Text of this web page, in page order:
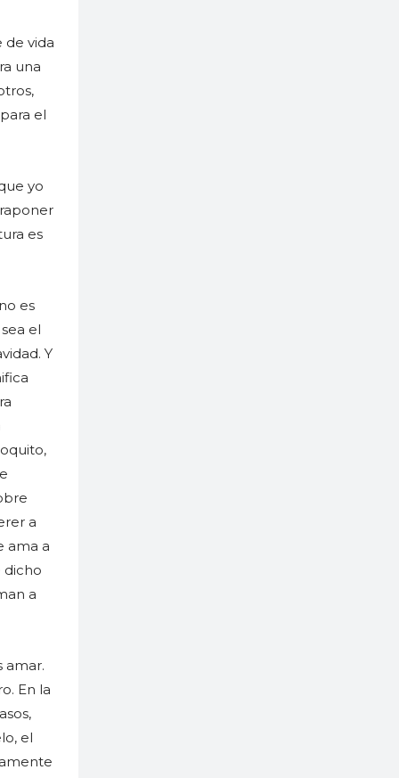
de vida
una
el
yo
es
es
el
Y
a
ama a
dicho
a
amar.
En la
el